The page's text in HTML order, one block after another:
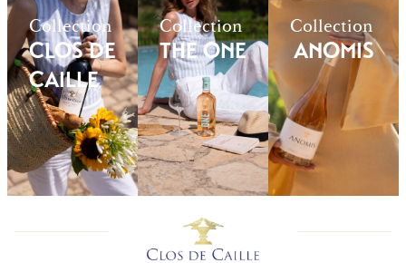
Collection
CLOS DE
CAILLE
Collection
THE ONE
Collection
ANOMIS